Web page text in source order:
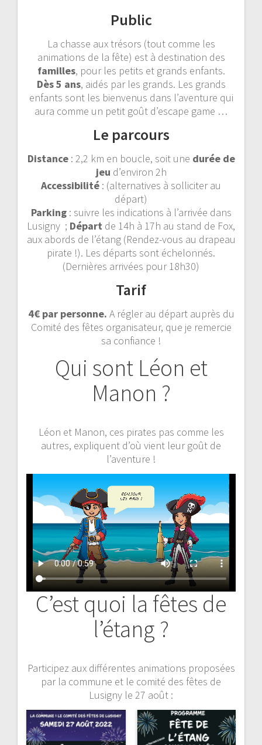
Public
La chasse aux trésors (tout comme les
animations de la fête) est à destination des
familles, pour les petits et grands enfants.
Dès 5 ans, aidés par les grands. Les grands
enfants sont les bienvenus dans l’aventure qui
aura comme un petit goût d’escape game …
Le parcours
Distance : 2,2 km en boucle, soit une durée de
jeu d’environ 2h
Accessibilité : (alternatives à solliciter au
départ)
Parking: suivre les indications à l’arrivée dans
Lusigny ; Départ de 14h à 17h au stand de Fox,
aux abords de l’étang (Rendez-vous au drapeau
pirate !). Les départs sont échelonnés.
(Dernières arrivées pour 18h30)
Tarif
4€ par personne. A régler au départ auprès du
Comité des fêtes organisateur, que je remercie
sa confiance !
Qui sont Léon et
Manon ?
Léon et Manon, ces pirates pas comme les
autres, expliquent d’où vient leur goût de
l’aventure !
C’est quoi la fêtes de
l’étang ?
Participez aux différentes animations proposées
par la commune et le comité des fêtes de
Lusigny le 27 août :